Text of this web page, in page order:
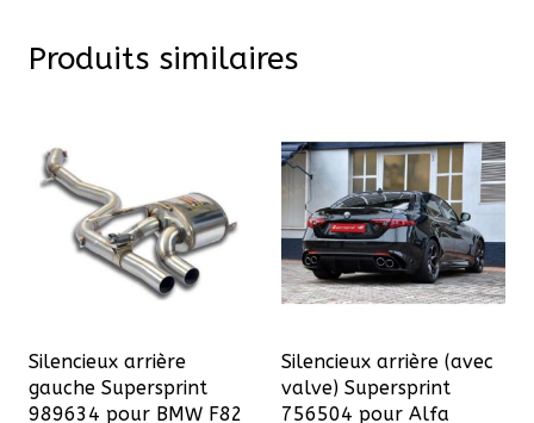
Produits similaires
Silencieux arrière
gauche Supersprint
989634 pour BMW F82
Silencieux arrière (avec
valve) Supersprint
756504 pour Alfa